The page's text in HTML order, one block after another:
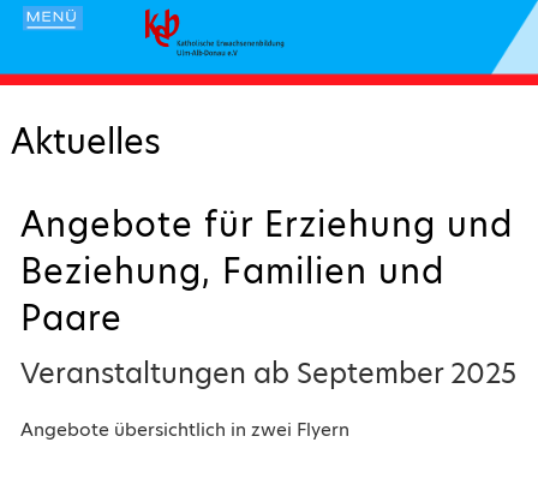
Aktuelles
Angebote für Erziehung und
Beziehung, Familien und
Paare
Veranstaltungen ab September 2025
Angebote übersichtlich in zwei Flyern